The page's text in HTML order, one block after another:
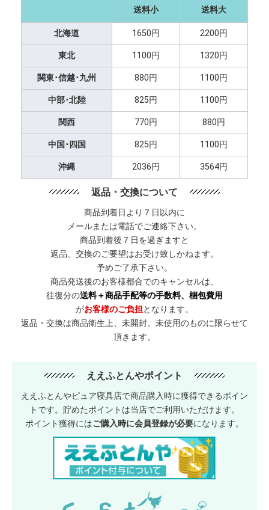
送料小
送料大
北海道 1650円 2200円
東北 1100円 1320円
関東･信越･九州 880円 1100円
中部･北陸 825円 1100円
関西 770円 880円
中国･四国 825円 1100円
沖縄 2036円 3564円
返品・交換について
商品到着日より７日以内に
メールまたは電話でご連絡下さい。
商品到着後７日を過ぎますと
返品、交換のご要望はお受け致しかねます。
予めご了承下さい。
商品発送後のお客様都合でのキャンセルは、
往復分の送料＋商品手配等の手数料、梱包費用
がお客様のご負担となります。
返品・交換は商品衛生上、未開封、未使用のものに限らせて
頂きます。
ええふとんやポイント
ええふとんやピュア寝具店で商品購入時に獲得できるポイン
トです。貯めたポイントは当店でご利用いただけます。
ポイント獲得にはご購入時に会員登録が必要になります。